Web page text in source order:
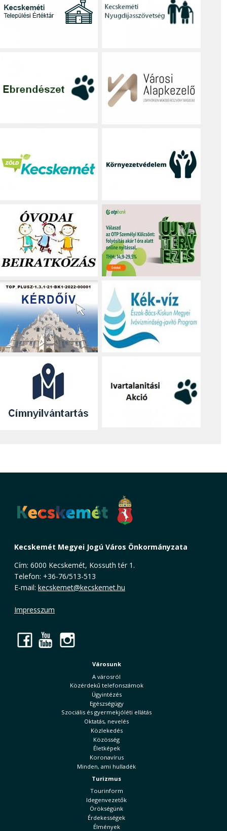
Kecskemét Megyei Jogú Város Önkormányzata
Cím: 6000 Kecskemét, Kossuth tér 1.
Telefon: +36-76/513-513
E-mail: kecskemet@kecskemet.hu
Impresszum
Facebook
YouTube
Városunk
A városról
Közérdekű telefonszámok
Ügyintézés
Egészségügy
Szociális és gyermekjóléti ellátás
Oktatás, nevelés
Közlekedés
Közösség
Életképek
Koronavírus
Minden, ami hulladék
Turizmus
Tourinform
Idegenvezetők
Örökségünk
Érdekességek
Élmények